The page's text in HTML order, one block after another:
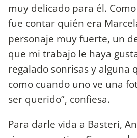
muy delicado para él.
fue contar quién era
personaje muy fuerte, un
que mi trabajo le haya
regalado sonrisas y alguna
como cuando uno ve una
ser querido”, confiesa.
Para darle vida a Basteri,